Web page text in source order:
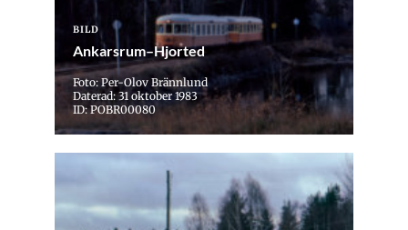
BILD
Ankarsrum–Hjorted
Foto: Per-Olov Brännlund
Daterad: 31 oktober 1983
ID: POBR00080